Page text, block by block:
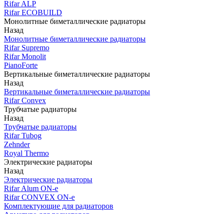
Rifar ALP
Rifar ECOBUILD
Монолитные биметаллические радиаторы
Назад
Монолитные биметаллические радиаторы
Rifar Supremo
Rifar Monolit
PianoForte
Вертикальные биметаллические радиаторы
Назад
Вертикальные биметаллические радиаторы
Rifar Convex
Трубчатые радиаторы
Назад
Трубчатые радиаторы
Rifar Tubog
Zehnder
Royal Thermo
Электрические радиаторы
Назад
Электрические радиаторы
Rifar Alum ON-e
Rifar CONVEX ON-e
Комплектующие для радиаторов